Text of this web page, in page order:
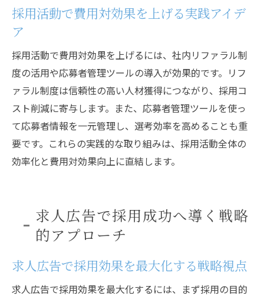
採用活動で費用対効果を上げる実践アイデ
ア
採用活動で費用対効果を上げるには、社内リファラル制
度の活用や応募者管理ツールの導入が効果的です。リフ
ァラル制度は信頼性の高い人材獲得につながり、採用コ
スト削減に寄与します。また、応募者管理ツールを使っ
て応募者情報を一元管理し、選考効率を高めることも重
要です。これらの実践的な取り組みは、採用活動全体の
効率化と費用対効果向上に直結します。
求人広告で採用成功へ導く戦略
的アプローチ
求人広告で採用効果を最大化する戦略視点
求人広告で採用効果を最大化するには、まず採用の目的